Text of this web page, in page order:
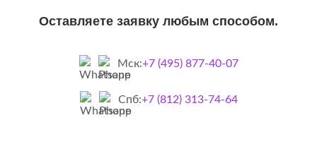
Оставляете заявку любым способом.
Мск:+7 (495) 877-40-07
Спб:+7 (812) 313-74-64